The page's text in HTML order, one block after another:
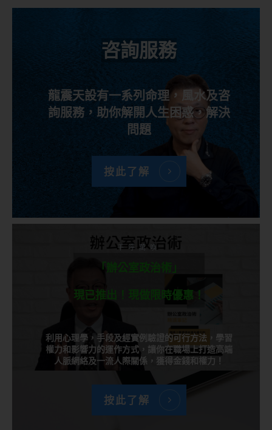
咨詢服務
龍震天設有一系列命理，風水及咨
詢服務，助你解開人生困惑，解決
問題
按此了解
千呼萬喚
「辦公室政治術」
現已推出！現做限時優惠！
利用心理學，手段及經實例驗證的可行方法，學習
權力和影響力的運作方式，讓你在職場上打造高端
人脈網絡及一流人際關係，獲得金錢和權力！
按此了解